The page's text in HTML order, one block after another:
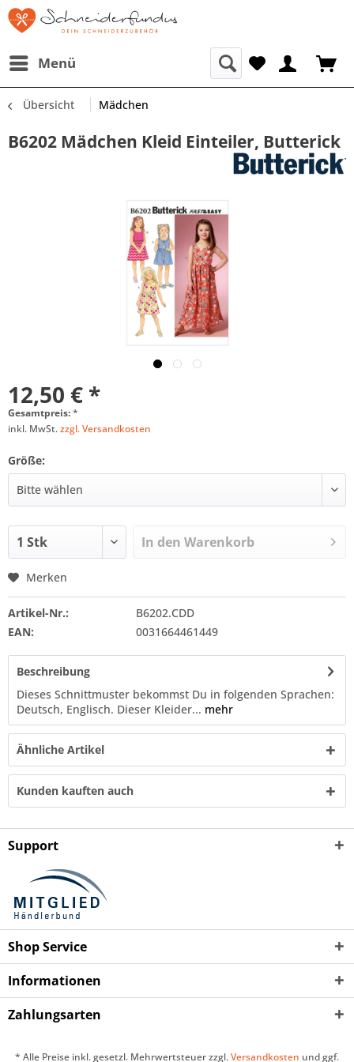
Menü
Übersicht Mädchen
B6202 Mädchen Kleid Einteiler, Butterick
12,50 € *
Gesamtpreis:*
inkl. MwSt.zzgl. Versandkosten
Größe:
In den Warenkorb
Merken
Artikel-Nr.:
B6202.CDD
EAN:
0031664461449
Beschreibung
Dieses Schnittmuster bekommst Du in folgenden Sprachen:
Deutsch, Englisch. Dieser Kleider... mehr
Ähnliche Artikel
Kunden kauften auch
Support
Shop Service
Informationen
Zahlungsarten
* Alle Preise inkl. gesetzl. Mehrwertsteuer zzgl.Versandkosten und ggf.